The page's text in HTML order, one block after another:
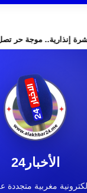
نشرة إنذارية.. موجة
الأخبار24
مغربية متجددة